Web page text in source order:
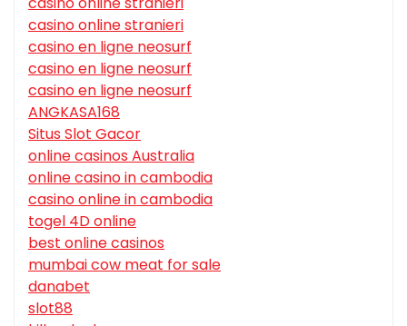
casino online stranieri
casino en ligne neosurf
casino en ligne neosurf
casino en ligne neosurf
ANGKASA168
Situs Slot Gacor
online casinos Australia
online casino in cambodia
casino online in cambodia
togel 4D online
best online casinos
mumbai cow meat for sale
danabet
slot88